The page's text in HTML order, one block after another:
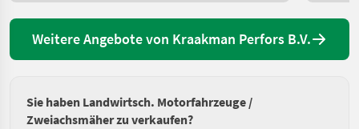
Weitere Angebote von Kraakman Perfors B.V.
Sie haben Landwirtsch. Motorfahrzeuge /
Zweiachsmäher zu verkaufen?